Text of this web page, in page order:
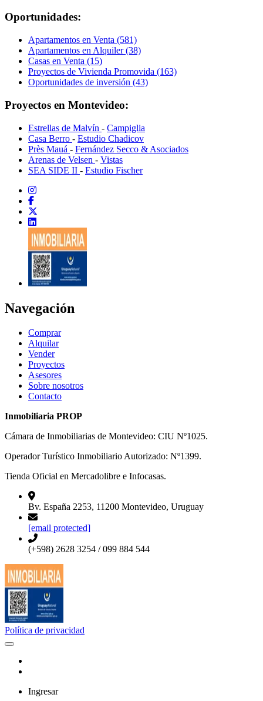
Oportunidades:
Apartamentos en Venta (581)
Apartamentos en Alquiler (38)
Casas en Venta (15)
Proyectos de Vivienda Promovida (163)
Oportunidades de inversión (43)
Proyectos en Montevideo:
Estrellas de Malvín - Campiglia
Casa Berro - Estudio Chadicov
Près Mauá - Fernández Secco & Asociados
Arenas de Velsen - Vistas
SEA SIDE II - Estudio Fischer
Navegación
Comprar
Alquilar
Vender
Proyectos
Asesores
Sobre nosotros
Contacto
Inmobiliaria PROP
Cámara de Inmobiliarias de Montevideo: CIU Nº1025.
Operador Turístico Inmobiliario Autorizado: Nº1399.
Tienda Oficial en Mercadolibre e Infocasas.
Bv. España 2253, 11200 Montevideo, Uruguay
[email protected]
(+598) 2628 3254 / 099 884 544
Política de privacidad
Ingresar